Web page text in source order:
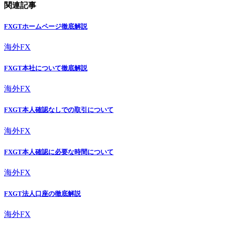
関連記事
FXGTホームページ徹底解説
海外FX
FXGT本社について徹底解説
海外FX
FXGT本人確認なしでの取引について
海外FX
FXGT本人確認に必要な時間について
海外FX
FXGT法人口座の徹底解説
海外FX